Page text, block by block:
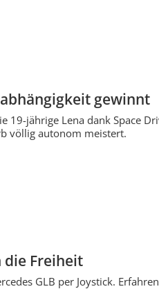
gewinnt
jährige Lena dank Space
völlig autonom meistert.
die Freiheit
GLB per Joystick.